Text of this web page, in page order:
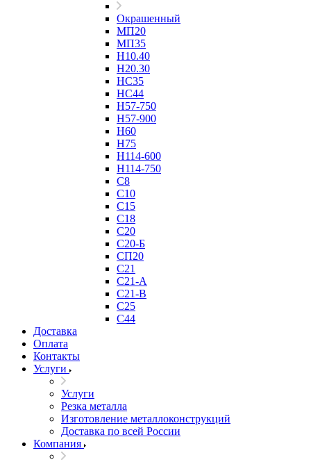
Окрашенный
МП20
МП35
Н10.40
Н20.30
НС35
НС44
Н57-750
Н57-900
Н60
Н75
Н114-600
Н114-750
С8
С10
С15
С18
С20
С20-Б
СП20
С21
С21-А
С21-В
С25
С44
Доставка
Оплата
Контакты
Услуги
Услуги
Резка металла
Изготовление металлоконструкций
Доставка по всей России
Компания